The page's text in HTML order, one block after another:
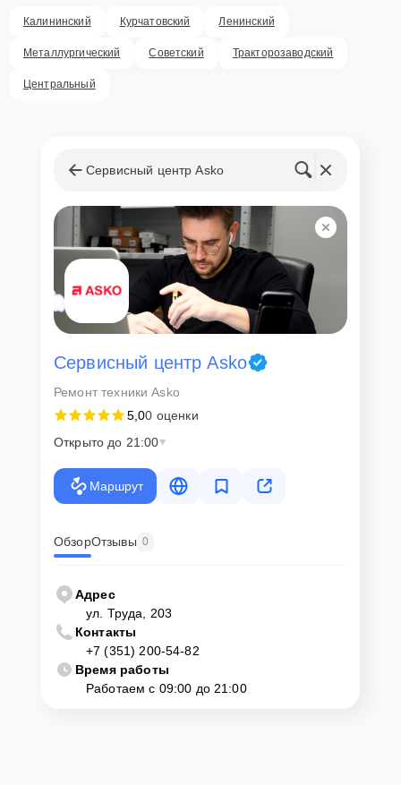
Калининский Курчатовский Ленинский
Металлургический Советский Тракторозаводский
Центральный
Сервисный центр Asko
Сервисный центр Asko
Ремонт техники Asko
5,00 оценки
Открыто до 21:00
Маршрут
ОбзорОтзывы 0
Адрес
ул. Труда, 203
Контакты
+7 (351) 200-54-82
Время работы
Работаем с 09:00 до 21:00